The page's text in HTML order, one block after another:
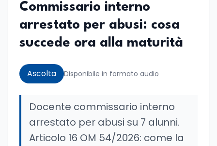
Commissario interno
arrestato per abusi: cosa
succede ora alla maturità
Ascolta Disponibile in formato audio
Docente commissario interno
arrestato per abusi su 7 alunni.
Articolo 16 OM 54/2026: come la